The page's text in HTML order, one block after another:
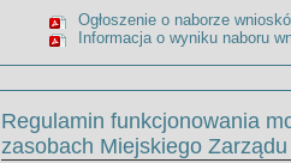
Ogłoszenie o naborze
Informacja o wyniku naboru
Regulamin funkcjonowania
zasobach Miejskiego